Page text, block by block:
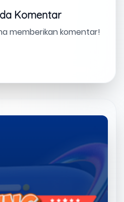
Komentar
memberikan komentar!